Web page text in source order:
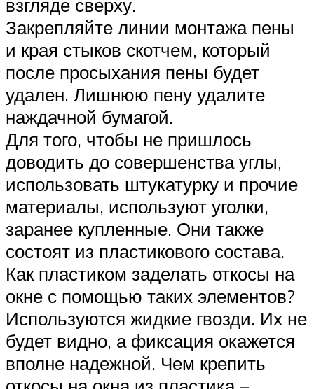
взгляде сверху.
Закрепляйте линии монтажа пены
и края стыков скотчем, который
после просыхания пены будет
удален. Лишнюю пену удалите
наждачной бумагой.
Для того, чтобы не пришлось
доводить до совершенства углы,
использовать штукатурку и прочие
материалы, используют уголки,
заранее купленные. Они также
состоят из пластикового состава.
Как пластиком заделать откосы на
окне с помощью таких элементов?
Используются жидкие гвозди. Их не
будет видно, а фиксация окажется
вполне надежной. Чем крепить